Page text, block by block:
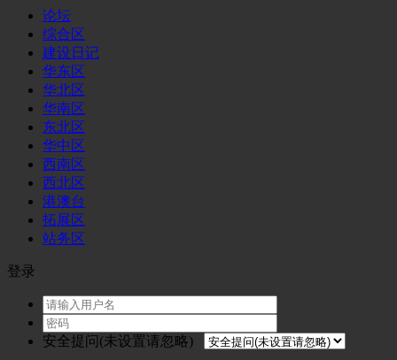
论坛
综合区
建设日记
华东区
华北区
华南区
东北区
华中区
西南区
西北区
港澳台
拓展区
站务区
登录
安全提问(未设置请忽略)